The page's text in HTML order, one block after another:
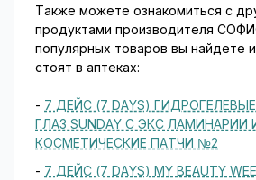
Также можете ознакомиться с
продуктами производителя
популярных товаров вы найдете
стоят в аптеках:
- 7 ДЕЙС (7 DAYS)
ГЛАЗ SUNDAY C ЭКС
КОСМЕТИЧЕСКИЕ ПАТЧИ №2
- 7 ДЕЙС (7 DAYS) MY BEAUTY